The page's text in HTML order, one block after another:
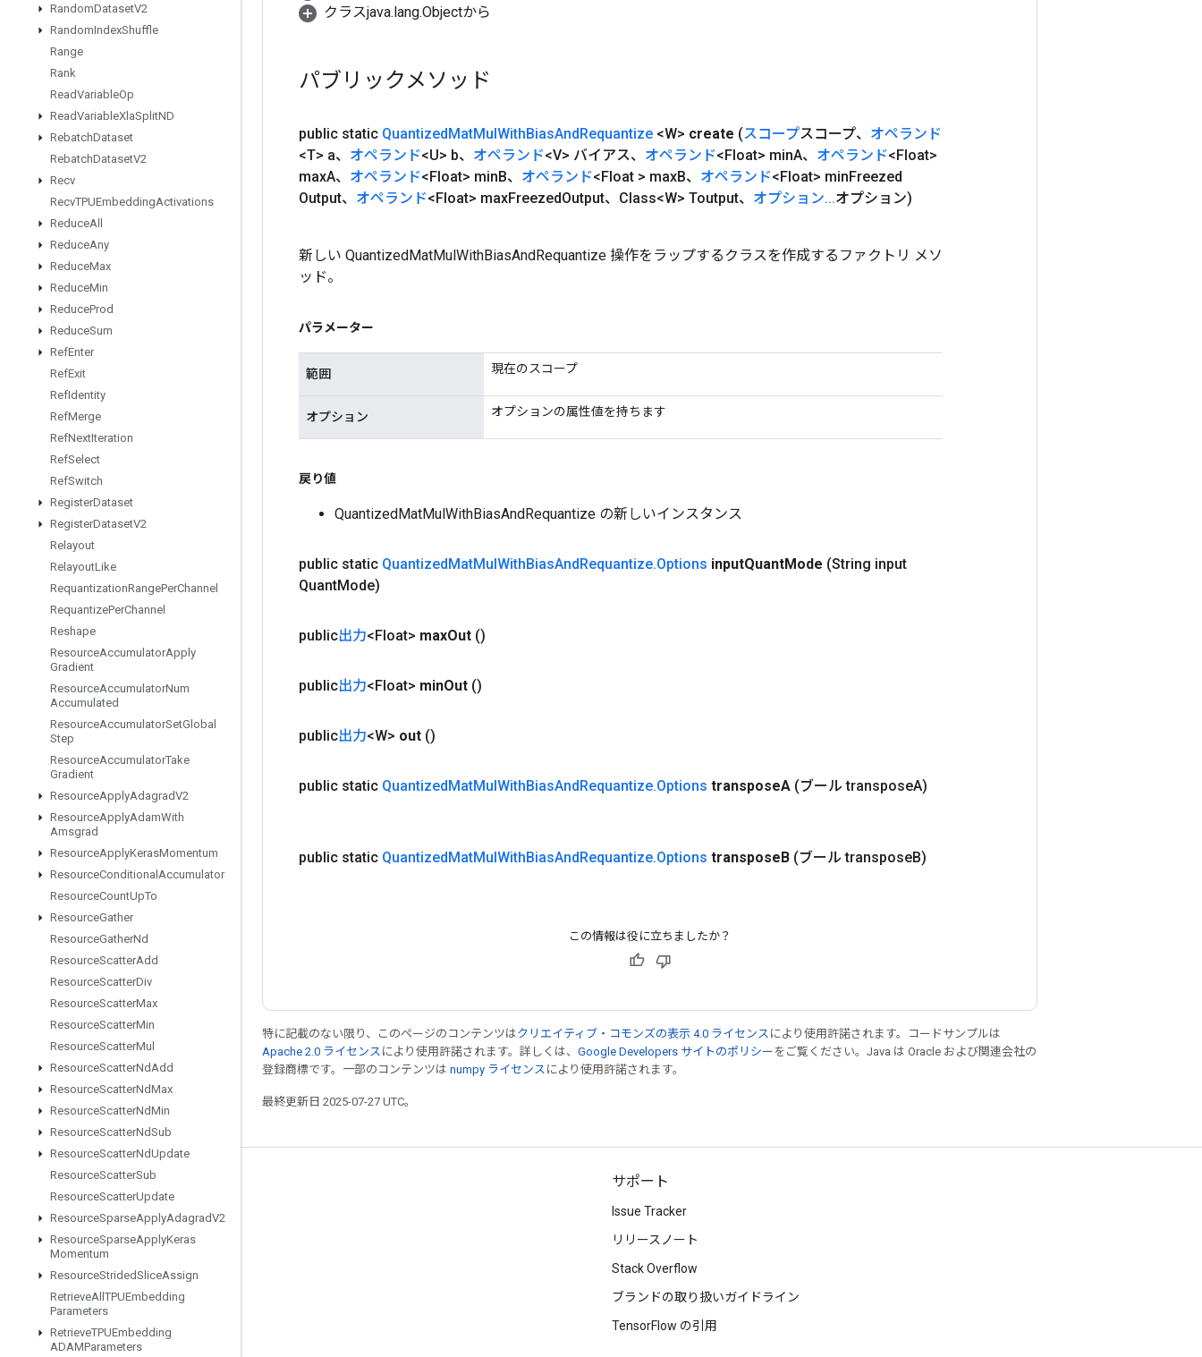
RandomDatasetV2
RandomIndexShuffle
Range
Rank
ReadVariableOp
ReadVariableXlaSplitND
RebatchDataset
RebatchDatasetV2
Recv
RecvTPUEmbeddingActivations
ReduceAll
ReduceAny
ReduceMax
ReduceMin
ReduceProd
ReduceSum
RefEnter
RefExit
RefIdentity
RefMerge
RefNextIteration
RefSelect
RefSwitch
RegisterDataset
RegisterDatasetV2
Relayout
RelayoutLike
RequantizationRangePerChannel
RequantizePerChannel
Reshape
ResourceAccumulatorApply
Gradient
ResourceAccumulatorNum
Accumulated
ResourceAccumulatorSetGlobal
Step
ResourceAccumulatorTake
Gradient
ResourceApplyAdagradV2
ResourceApplyAdamWith
Amsgrad
ResourceApplyKerasMomentum
ResourceConditional Accumulator
ResourceCountUpTo
ResourceGather
ResourceGatherNd
ResourceScatterAdd
ResourceScatterDiv
ResourceScatterMax
ResourceScatterMin
ResourceScatterMul
ResourceScatterNdAdd
ResourceScatterNdMax
ResourceScatterNdMin
ResourceScatterNdSub
ResourceScatterNdUpdate
ResourceScatterSub
ResourceScatterUpdate
ResourceSparseApplyAdagradV2
ResourceSparseApplyKeras
Momentum
ResourceStridedSliceAssign
RetrieveAll TPUEmbedding
Parameters
RetrieveTPUEmbedding
ADAMParameters
クラスjava.lang.Objectから
パブリックメソッド
public static QuantizedMatMulWithBiasAndRequantize <W> create (スコープスコープ、 オペランド
<T> a、 オペランド<U> b、 オペランド<V> バイアス、 オペランド<Float> minA、 オペランド<Float>
maxA、 オペランド<Float> minB、 オペランド<Float > maxB、 オペランド<Float> minFreezed
Output、 オペランド<Float> maxFreezedOutput、Class<W> Toutput、 オプション...オプション)
新しい QuantizedMatMulWithBiasAndRequantize 操作をラップするクラスを作成するファクトリ メソ
ッド。
パラメーター
範囲 現在のスコープ
オプション オプションの属性値を持ちます
戻り値
QuantizedMatMulWithBiasAndRequantize の新しいインスタンス
public static QuantizedMatMulWithBiasAndRequantize.Options inputQuantMode (String input
QuantMode)
public出力<Float> maxOut ()
public出力<Float> minOut ()
public出力<W> out ()
public static QuantizedMatMulWithBiasAndRequantize.Options transposeA (ブール transposeA)
public static QuantizedMatMulWithBiasAndRequantize.Options transposeB (ブール transposeB)
この情報は役に立ちましたか？
特に記載のない限り、このページのコンテンツはクリエイティブ・コモンズの表示 4.0 ライセンス により使用許諾されます。コードサンプルは
Apache 2.0 ライセンス により使用許諾されます。詳しくは、 Google Developers サイトのポリシー をご覧ください。Java は Oracle および関連会社の
登録商標です。一部のコンテンツは numpy ライセンス により使用許諾されます。
最終更新日 2025-07-27 UTC。
つながる
ブログ
フォーラム
GitHub
Twitter
YouTube
サポート
Issue Tracker
リリースノート
Stack Overflow
ブランドの取り扱いガイドライン
TensorFlow の引用